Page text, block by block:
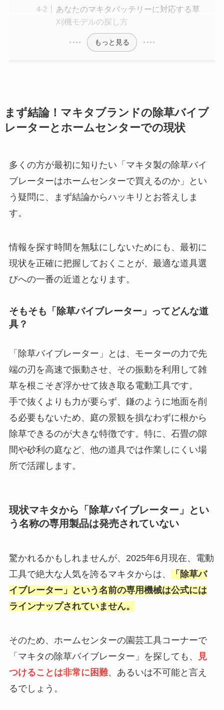
あなたのマキタバッテリーに対応する草
刈機モデルの探し方
もっと見る
まず結論！マキタブランドの除草バイブ
レーターとホームセンターでの現状
多くの方が最初に知りたい「マキタ製の除草バイ
ブレーターはホームセンターで買えるのか」とい
う疑問に、まず結論からハッキリとお答えしま
す。
情報を探す時間を無駄にしないためにも、最初に
現状を正確に把握しておくことが、最適な道具選
びへの一番の近道となります。
そもそも「除草バイブレーター」ってどんな道
具？
「除草バイブレーター」とは、モーターの力で先
端の刃を高速で振動させ、その振動を利用して雑
草を根こそぎ浮かせて抜き取る電動工具です。
手で抜くよりも力が要らず、鎌のように地面を削
る必要もないため、庭の景観を損なわずに根から
除草できるのが大きな特徴です。特に、石畳の隙
間や砂利の庭など、他の道具では作業しにくい場
所で活躍します。
現状マキタから「除草バイブレーター」とい
う名称の専用製品は発売されていない
驚かれるかもしれませんが、2025年6月現在、電動
工具で絶大な人気を誇るマキタからは、
「除草バ
イブレーター」という名前の専用機械は公式には
ラインナップされていません。
そのため、ホームセンターの園芸工具コーナーで
「マキタの除草バイブレーター」を探しても、
見
つけることは非常に困難、あるいは不可能と言え
るでしょう。